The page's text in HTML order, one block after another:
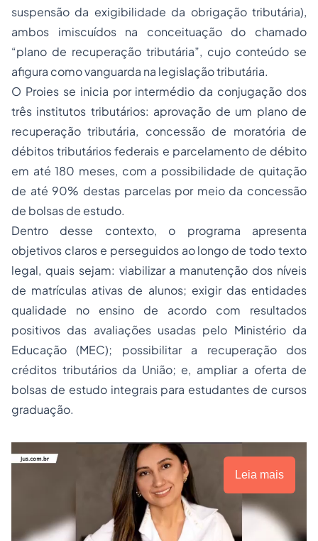
suspensão da exigibilidade da obrigação tributária),
ambos imiscuídos na conceituação do chamado
“plano de recuperação tributária”, cujo conteúdo se
afigura como vanguarda na legislação tributária.
O Proies se inicia por intermédio da conjugação dos
três institutos tributários: aprovação de um plano de
recuperação tributária, concessão de moratória de
débitos tributários federais e parcelamento de débito
em até 180 meses, com a possibilidade de quitação
de até 90% destas parcelas por meio da concessão
de bolsas de estudo.
Dentro desse contexto, o programa apresenta
objetivos claros e perseguidos ao longo de todo texto
legal, quais sejam: viabilizar a manutenção dos níveis
de matrículas ativas de alunos; exigir das entidades
qualidade no ensino de acordo com resultados
positivos das avaliações usadas pelo Ministério da
Educação (MEC); possibilitar a recuperação dos
créditos tributários da União; e, ampliar a oferta de
bolsas de estudo integrais para estudantes de cursos
graduação.
Leia mais